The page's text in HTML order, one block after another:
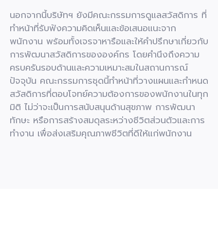
นอกจากนี้บริษัทฯ ยังมีคณะกรรมการดูแลสวัสดิการ ที่
ทำหน้าที่รับฟังความคิดเห็นและข้อเสนอแนะจาก
พนักงาน พร้อมทั้งเจรจาหารือและให้คำปรึกษาเกี่ยวกับ
การพัฒนาสวัสดิการขององค์กร โดยคำนึงถึงความ
ครบครันรอบด้านและความเหมาะสมในสถานการณ์
ปัจจุบัน คณะกรรมการชุดนี้ทำหน้าที่วางแผนและกำหนด
สวัสดิการที่ตอบโจทย์ความต้องการของพนักงานในทุก
มิติ ไม่ว่าจะเป็นการสนับสนุนด้านสุขภาพ การพัฒนา
ทักษะ หรือการสร้างสมดุลระหว่างชีวิตส่วนตัวและการ
ทำงาน เพื่อส่งเสริมคุณภาพชีวิตที่ดีให้แก่พนักงาน